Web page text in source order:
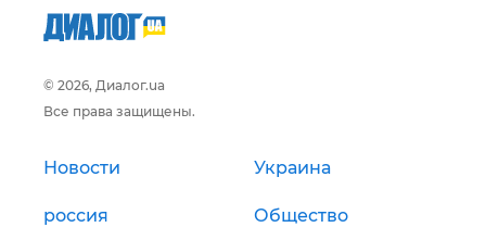
© 2026, Диалог.ua
Все права защищены.
Новости Украина
россия Общество